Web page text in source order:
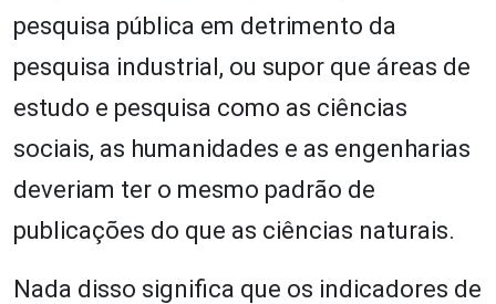
pesquisa pública em detrimento da
pesquisa industrial, ou supor que áreas de
estudo e pesquisa como as ciências
sociais, as humanidades e as engenharias
deveriam ter o mesmo padrão de
publicações do que as ciências naturais.
Nada disso significa que os indicadores de